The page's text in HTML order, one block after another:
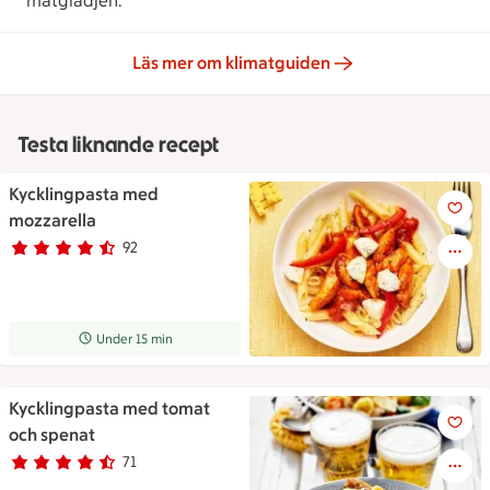
Läs mer om klimatguiden
Testa liknande recept
Kycklingpasta med
mozzarella
Betyg 4.1 av 5. 92
92 personer har röstat
Receptet tar Under 15 min att tillaga
Under 15 min
Kycklingpasta med
Kycklingpasta med tomat
och spenat
Betyg 4.7 av 5. 71
71 personer har röstat
Kycklingpasta med tomat